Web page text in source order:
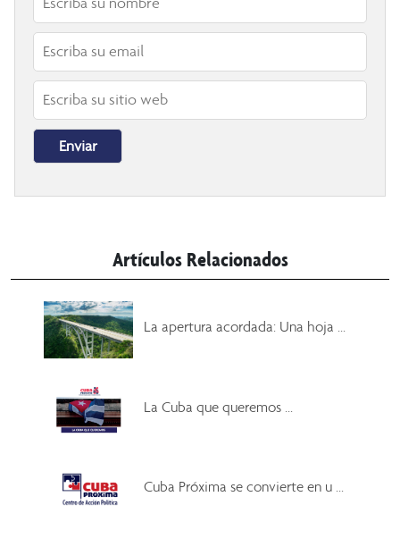
Artículos Relacionados
La apertura acordada: Una hoja ...
La Cuba que queremos ...
Cuba Próxima se convierte en u ...